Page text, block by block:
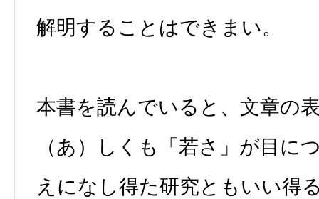
解明することはできまい。
本書を読んでいると、文章の
（あ）しくも「若さ」が目に
えになし得た研究ともいい得